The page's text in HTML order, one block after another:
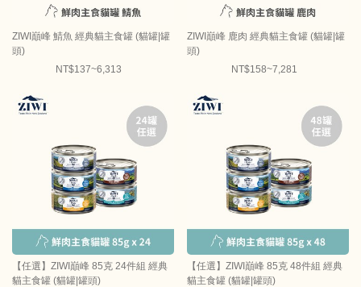
ZIWI巔峰 鯖魚 經典貓主食罐 (貓罐|罐
頭)
NT$137~6,313
ZIWI巔峰 鹿肉 經典貓主食罐 (貓罐|罐
頭)
NT$158~7,281
【任選】ZIWI巔峰 85克 24件組 經典
貓主食罐 (貓罐|罐頭)
【任選】ZIWI巔峰 85克 48件組 經典
貓主食罐 (貓罐|罐頭)